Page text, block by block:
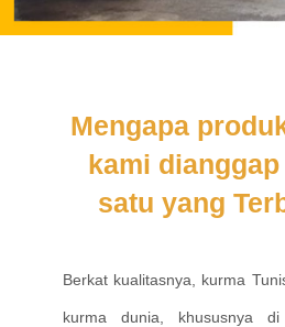
Mengapa
kami
satu yang
Berkat kualitasnya, kurma
kurma dunia, khususnya di